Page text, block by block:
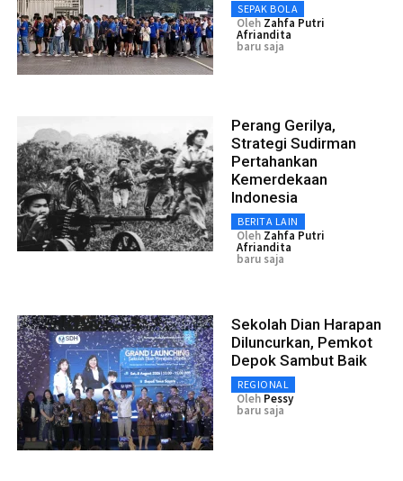
SEPAK BOLA
Oleh Zahfa Putri
Afriandita
baru saja
Perang Gerilya,
Strategi Sudirman
Pertahankan
Kemerdekaan
Indonesia
BERITA LAIN
Oleh Zahfa Putri
Afriandita
baru saja
Sekolah Dian Harapan
Diluncurkan, Pemkot
Depok Sambut Baik
REGIONAL
Oleh Pessy
baru saja